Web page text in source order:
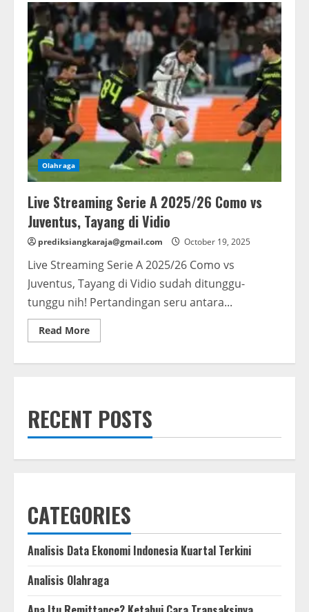
Streaming
Liga
Inggris
2025/26
Aston
Villa
vs
Manchester
City
Tayang
di
Vidio
Olahraga
Live Streaming Serie A 2025/26 Como vs
Juventus, Tayang di Vidio
prediksiangkaraja@gmail.com October 19, 2025
Live Streaming Serie A 2025/26 Como vs
Juventus, Tayang di Vidio sudah ditunggu-
tunggu nih! Pertandingan seru antara...
Read MoreRead
more
vs
Juventus,
Tayang
RECENT POSTS
CATEGORIES
Analisis Data Ekonomi Indonesia Kuartal Terkini
Analisis Olahraga